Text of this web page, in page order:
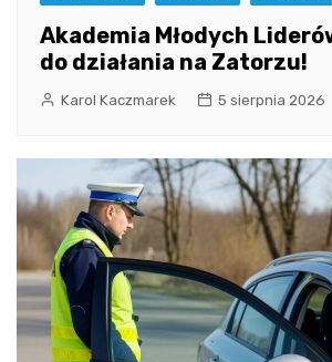
Akademia Młodych
do działania na Zatorzu!
Karol Kaczmarek 5 sierpnia 2026